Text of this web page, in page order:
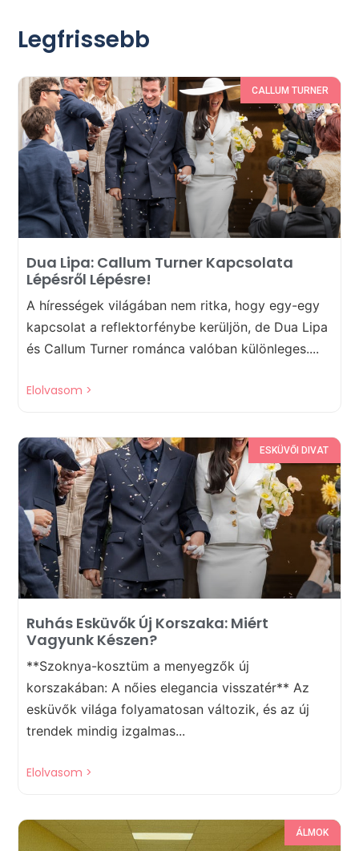
Legfrissebb
CALLUM TURNER
Dua Lipa: Callum Turner Kapcsolata
Lépésről Lépésre!
A hírességek világában nem ritka, hogy egy-egy
kapcsolat a reflektorfénybe kerüljön, de Dua Lipa
és Callum Turner románca valóban különleges....
Elolvasom >
ESKÜVŐI DIVAT
Ruhás Esküvők Új Korszaka: Miért
Vagyunk Készen?
**Szoknya-kosztüm a menyegzők új
korszakában: A nőies elegancia visszatér** Az
esküvők világa folyamatosan változik, és az új
trendek mindig izgalmas...
Elolvasom >
ÁLMOK